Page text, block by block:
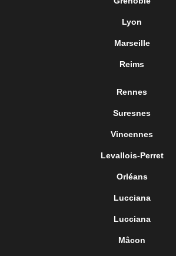
Lyon
Marseille
Reims
Rennes
Suresnes
Vincennes
Levallois-Perret
Orléans
Lucciana
Lucciana
Mâcon